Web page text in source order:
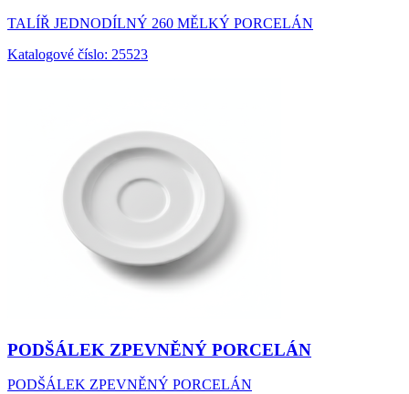
TALÍŘ JEDNODÍLNÝ 260 MĚLKÝ PORCELÁN
Katalogové číslo: 25523
PODŠÁLEK ZPEVNĚNÝ PORCELÁN
PODŠÁLEK ZPEVNĚNÝ PORCELÁN